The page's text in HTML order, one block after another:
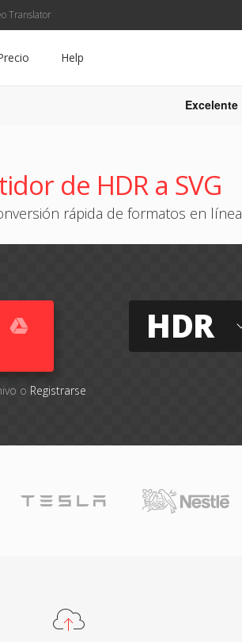
Translator
Help
Excelente
de HDR a SVG
rápida de formatos en línea
o Registrarse
HDR